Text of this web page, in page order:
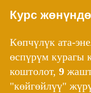
Курс жөнүндө
Көпчүлүк ата-
өспүрүм курагы
коштолот, 9
"көйгөйлүү"